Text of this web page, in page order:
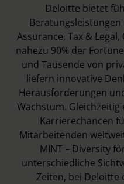
Deloitte bietet
Assurance, Tax &
nahezu 90% der
und Tausende von
liefern innovative
Herausforderungen
Wachstum.
Karrierechancen
Mitarbeitenden
MINT – Diversity
unterschiedliche
Zeiten, bei Deloitte